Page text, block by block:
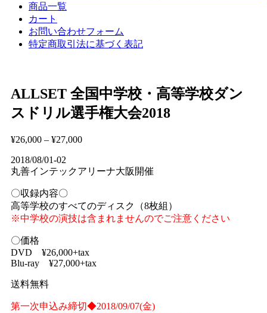
商品一覧
カート
お問い合わせフォーム
特定商取引法に基づく表記
ALLSET 全国中学校・高等学校ダン
スドリル選手権大会2018
¥26,000 – ¥27,000
2018/08/01-02
丸善インテックアリーナ大阪開催
〇収録内容〇
高等学校のすべてのディスク（8枚組）
※中学校の演技は含まれませんのでご注意ください
〇価格
DVD ¥26,000+tax
Blu-ray ¥27,000+tax
送料無料
第一次申込み締切◆2018/09/07(金)